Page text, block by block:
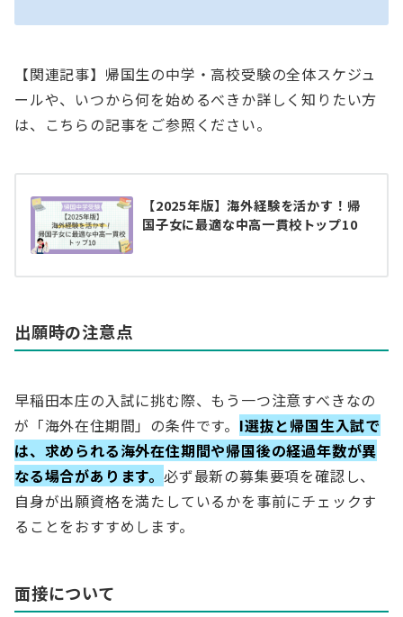
【関連記事】帰国生の中学・高校受験の全体スケジュ
ールや、いつから何を始めるべきか詳しく知りたい方
は、こちらの記事をご参照ください。
【2025年版】海外経験を活かす！帰
国子女に最適な中高一貫校トップ10
出願時の注意点
早稲田本庄の入試に挑む際、もう一つ注意すべきなの
が「海外在住期間」の条件です。 I選抜と帰国生入試で
は、求められる海外在住期間や帰国後の経過年数が異
なる場合があります。 必ず最新の募集要項を確認し、
自身が出願資格を満たしているかを事前にチェックす
ることをおすすめします。
面接について